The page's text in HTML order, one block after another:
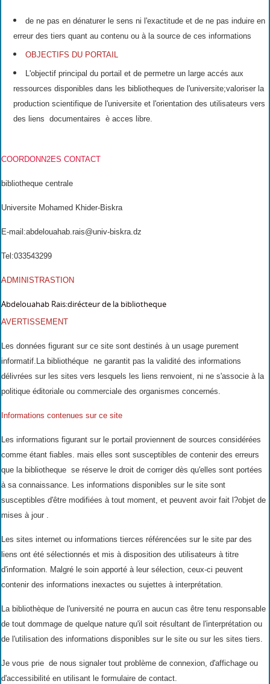
de ne pas en dénaturer le sens ni l'exactitude et de ne pas induire en
erreur des tiers quant au contenu ou à la source de ces informations
OBJECTIFS DU PORTAIL
L'objectif principal du portail et de permetre un large accés aux
ressources disponibles dans les bibliotheques de l'universite;valoriser la
production scientifique de l'universite et l'orientation des utilisateurs vers
des liens documentaires è acces libre.
COORDONN2ES CONTACT
bibliotheque centrale
Universite Mohamed Khider-Biskra
E-mail:abdelouahab.rais@univ-biskra.dz
Tel:033543299
ADMINISTRASTION
Abdelouahab Rais:dirécteur de la bibliotheque
AVERTISSEMENT
Les données figurant sur ce site sont destinés à un usage purement
informatif.La bibliothéque ne garantit pas la validité des informations
délivrées sur les sites vers lesquels les liens renvoient, ni ne s'associe à la
politique éditoriale ou commerciale des organismes concernés.
Informations contenues sur ce site
Les informations figurant sur le portail proviennent de sources considérées
comme étant fiables. mais elles sont susceptibles de contenir des erreurs
que la bibliotheque se réserve le droit de corriger dès qu'elles sont portées
à sa connaissance. Les informations disponibles sur le site sont
susceptibles d'être modifiées à tout moment, et peuvent avoir fait l?objet de
mises à jour .
Les sites internet ou informations tierces référencées sur le site par des
liens ont été sélectionnés et mis à disposition des utilisateurs à titre
d'information. Malgré le soin apporté à leur sélection, ceux-ci peuvent
contenir des informations inexactes ou sujettes à interprétation.
La bibliothèque de l'université ne pourra en aucun cas être tenu responsable
de tout dommage de quelque nature qu'il soit résultant de l'interprétation ou
de l'utilisation des informations disponibles sur le site ou sur les sites tiers.
Je vous prie de nous signaler tout problème de connexion, d'affichage ou
d'accessibilité en utilisant le formulaire de contact.